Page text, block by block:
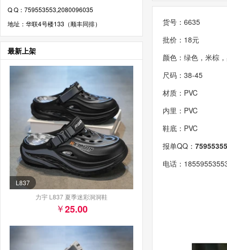
Q Q：759553553,2080096035
地址：华联4号楼133（顺丰同排）
最新上架
L837
力宇 L837 夏季迷彩洞洞鞋
25.00
货号：6635
批价：18元
颜色：绿色，米棕
尺码：38-45
材质：PVC
内里：PVC
鞋底：PVC
报单QQ：
电话：